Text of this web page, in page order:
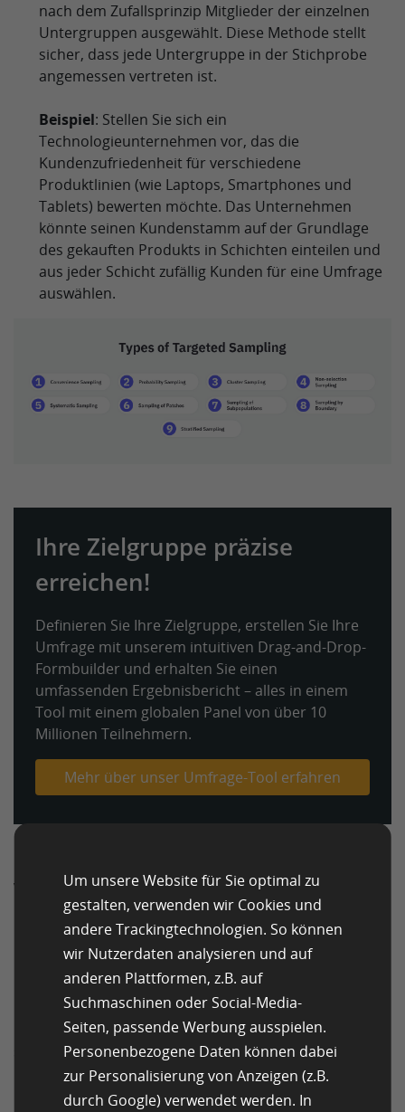
nach dem Zufallsprinzip Mitglieder der einzelnen
Untergruppen ausgewählt. Diese Methode stellt
sicher, dass jede Untergruppe in der Stichprobe
angemessen vertreten ist.
Beispiel: Stellen Sie sich ein
Technologieunternehmen vor, das die
Kundenzufriedenheit für verschiedene
Produktlinien (wie Laptops, Smartphones und
Tablets) bewerten möchte. Das Unternehmen
könnte seinen Kundenstamm auf der Grundlage
des gekauften Produkts in Schichten einteilen und
aus jeder Schicht zufällig Kunden für eine Umfrage
auswählen.
Ihre Zielgruppe präzise
erreichen!
Definieren Sie Ihre Zielgruppe, erstellen Sie Ihre
Umfrage mit unserem intuitiven Drag-and-Drop-
Formbuilder und erhalten Sie einen
umfassenden Ergebnisbericht – alles in einem
Tool mit einem globalen Panel von über 10
Millionen Teilnehmern.
Mehr über unser Umfrage-Tool erfahren
Vorteile von Targeted Sampling
Eignung für spezialisierte
Forschungsthemen
Eine der Hauptstärken der gezielten Stichproben ist
ihre Eignung für spezialisierte Forschungsthemen.
Forschungsstudien zielen oft auf die Untersuchung
sehr spezifischer Fragen ab, für die Daten von ganz
bestimmten Gruppen innerhalb der Bevölkerung
benötigt werden. In solchen Fällen sind gezielte
Um unsere Website für Sie optimal zu
gestalten, verwenden wir Cookies und
andere Trackingtechnologien. So können
wir Nutzerdaten analysieren und auf
anderen Plattformen, z.B. auf
Suchmaschinen oder Social-Media-
Seiten, passende Werbung ausspielen.
Personenbezogene Daten können dabei
zur Personalisierung von Anzeigen (z.B.
durch Google) verwendet werden. In